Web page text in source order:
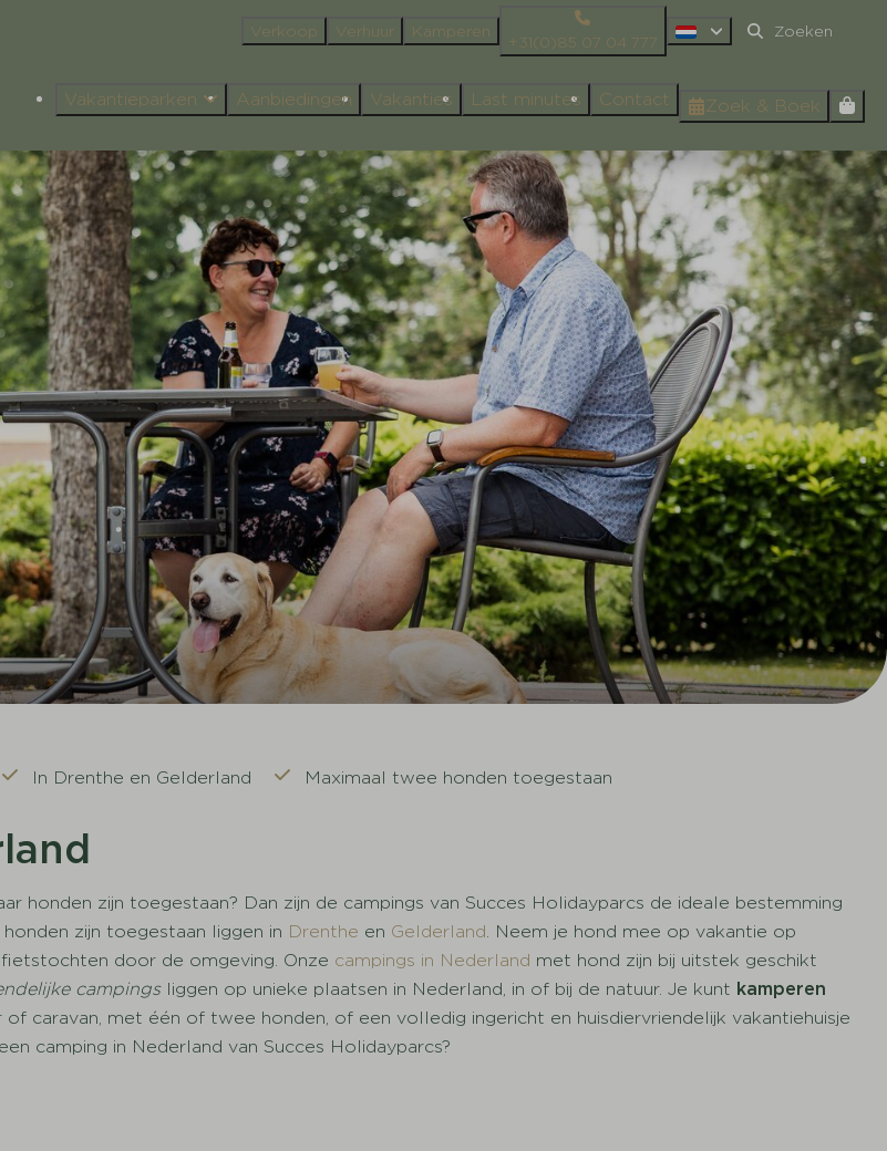
Verkoop Verhuur Kamperen
+31(0)85 07 04 777
Vakantieparken Aanbiedingen Vakanties Last minutes Contact Zoek & Boek
In Drenthe en Gelderland Maximaal twee honden toegestaan
zijn toegestaan? Dan zijn de campings van Succes Holidayparcs de ideale bestemming
zijn toegestaan liggen in Drenthe en Gelderland. Neem je hond mee op vakantie op
door de omgeving. Onze campings in Nederland met hond zijn bij uitstek geschikt
campingsliggen op unieke plaatsen in Nederland, in of bij de natuur. Je kunt kamperen
caravan, met één of twee honden, of een volledig ingericht en huisdiervriendelijk vakantiehuisje
camping in Nederland van Succes Holidayparcs?